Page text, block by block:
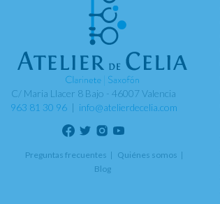
C/ Maria Llacer 8 Bajo - 46007 Valencia
963 81 30 96| info@atelierdecelia.com
Preguntas frecuentes
Quiénes somos
Blog